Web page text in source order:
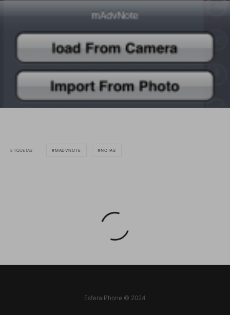
ETIQUETAS MADVNOTE NOTAS
EsferaiPhone © 2024